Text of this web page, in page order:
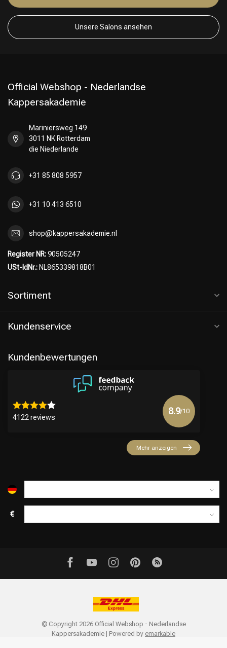
Unsere Salons ansehen
Official Webshop - Nederlandse
Kappersakademie
Mariniersweg 149
3011 NK Rotterdam
die Niederlande
+31 85 808 5957
+31 10 413 6510
shop@kappersakademie.nl
Register NR:90505247
USt-IdNr.: NL865339818B01
Sortiment
Kundenservice
Kundenbewertungen
4122 reviews
8.9/10
Mehr anzeigen
€
© Copyright 2026 Official Webshop - Nederlandse
Kappersakademie | Powered by emarkable